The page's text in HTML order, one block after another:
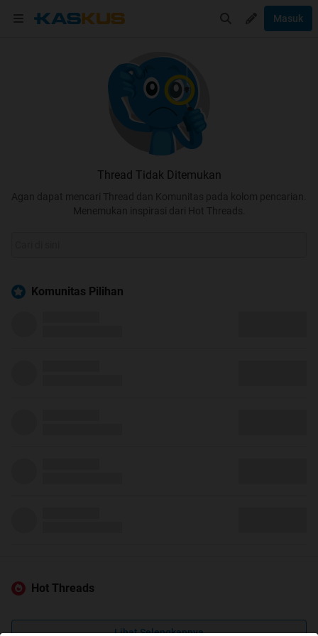
Masuk
Thread Tidak Ditemukan
Agan dapat mencari Thread dan Komunitas pada kolom pencarian.
Menemukan inspirasi dari Hot Threads.
Komunitas Pilihan
Hot Threads
Lihat Selengkapnya